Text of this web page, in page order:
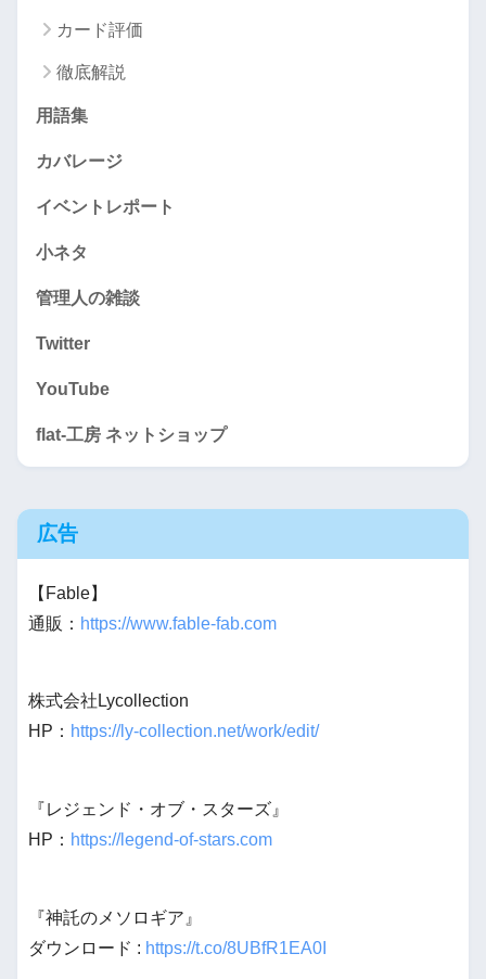
カード評価
徹底解説
用語集
カバレージ
イベントレポート
小ネタ
管理人の雑談
Twitter
YouTube
flat-工房 ネットショップ
広告
【Fable】
通販： https://www.fable-fab.com
株式会社Lycollection
HP： https://ly-collection.net/work/edit/
『レジェンド・オブ・スターズ』
HP： https://legend-of-stars.com
『神託のメソロギア』
ダウンロード : https://t.co/8UBfR1EA0I